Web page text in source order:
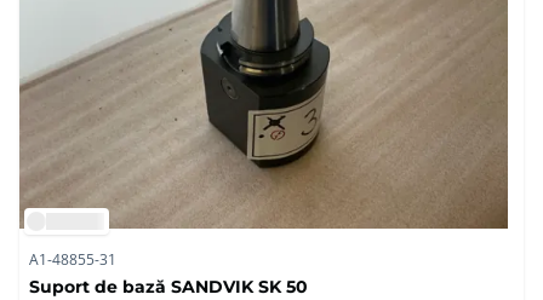
A1-48855-31
Suport de bază SANDVIK SK 50